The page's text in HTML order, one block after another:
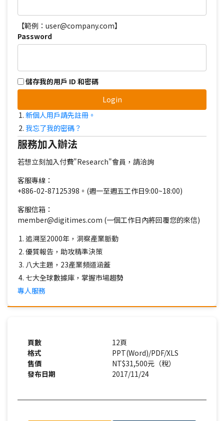
【範例：user@company.com】
Password
儲存我的用戶 ID 和密碼
Login
新個人用戶請先註冊。
我忘了我的密碼？
服務加入辦法
若想立刻加入付費"Research"會員，請洽詢
客服專線：
+886-02-87125398。(週一至週五工作日9:00~18:00)
客服信箱：
member@digitimes.com (一個工作日內將回覆您的來信)
追溯至2000年，洞察產業脈動
優質報告，助攻精準決策
八大主題，23產業頻道涵蓋
七大全球數據庫，掌握市場趨勢
專人服務
頁數
12頁
格式
PPT(Word)/PDF/XLS
售價
NT$31,500元（稅）
發布日期
2017/11/24